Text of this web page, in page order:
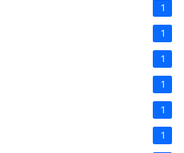
1
1
1
1
1
1